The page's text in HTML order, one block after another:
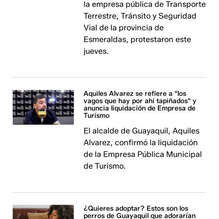
la empresa pública de Transporte
Terrestre, Tránsito y Seguridad
Vial de la provincia de
Esmeraldas, protestaron este
jueves.
Aquiles Alvarez se refiere a "los
vagos que hay por ahí tapiñados" y
anuncia liquidación de Empresa de
Turismo
El alcalde de Guayaquil, Aquiles
Alvarez, confirmó la liquidación
de la Empresa Pública Municipal
de Turismo.
¿Quieres adoptar? Estos son los
perros de Guayaquil que adorarían